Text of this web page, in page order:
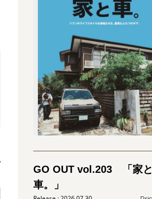
GO OUT vol.203 「家と
車。」